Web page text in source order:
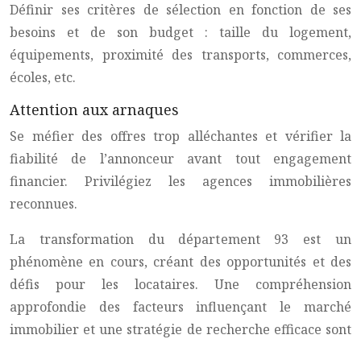
Définir ses critères de sélection en fonction de ses
besoins et de son budget : taille du logement,
équipements, proximité des transports, commerces,
écoles, etc.
Attention aux arnaques
Se méfier des offres trop alléchantes et vérifier la
fiabilité de l’annonceur avant tout engagement
financier. Privilégiez les agences immobilières
reconnues.
La transformation du département 93 est un
phénomène en cours, créant des opportunités et des
défis pour les locataires. Une compréhension
approfondie des facteurs influençant le marché
immobilier et une stratégie de recherche efficace sont